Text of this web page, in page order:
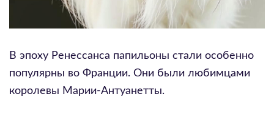
В эпоху Ренессанса папильоны стали особенно
популярны во Франции. Они были любимцами
королевы Марии-Антуанетты.